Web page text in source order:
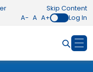
Skip Content
A- A A+ Log In